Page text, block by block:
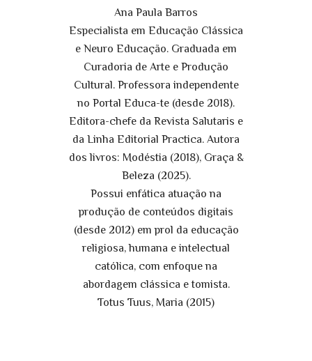
Ana Paula Barros
Especialista em Educação Clássica
e Neuro Educação. Graduada em
Curadoria de Arte e Produção
Cultural. Professora independente
no Portal Educa-te (desde 2018).
Editora-chefe da Revista Salutaris e
da Linha Editorial Practica. Autora
dos livros: Modéstia (2018), Graça &
Beleza (2025).
Possui enfática atuação na
produção de conteúdos digitais
(desde 2012) em prol da educação
religiosa, humana e intelectual
católica, com enfoque na
abordagem clássica e tomista.
Totus Tuus, Maria (2015)